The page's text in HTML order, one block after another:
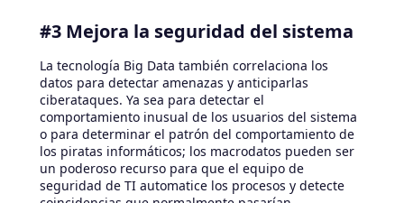
#3 Mejora la seguridad del sistema
La tecnología Big Data también correlaciona los
datos para detectar amenazas y anticiparlas
ciberataques. Ya sea para detectar el
comportamiento inusual de los usuarios del sistema
o para determinar el patrón del comportamiento de
los piratas informáticos; los macrodatos pueden ser
un poderoso recurso para que el equipo de
seguridad de TI automatice los procesos y detecte